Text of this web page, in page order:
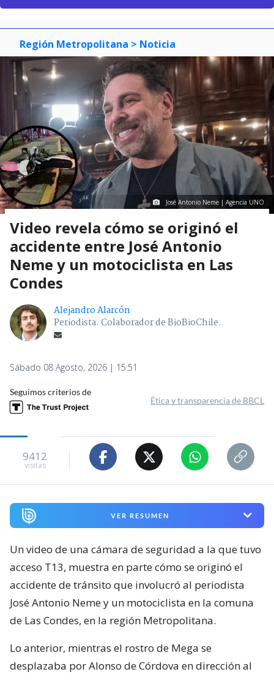
Región Metropolitana > Noticia
José Antonio Neme | Agencia UNO
Video revela cómo se originó el
accidente entre José Antonio
Neme y un motociclista en Las
Condes
Alejandro Alarcón
Periodista. Colaborador de BioBioChile.
Sábado 08 Agosto, 2026 | 15:51
Seguimos criterios de
Ética y transparencia de BBCL
9412
visitas
VER RESUMEN
Un video de una cámara de seguridad a la que tuvo
acceso T13, muestra en parte cómo se originó el
accidente de tránsito que involucró al periodista
José Antonio Neme y un motociclista en la comuna
de Las Condes, en la región Metropolitana.
Lo anterior, mientras el rostro de Mega se
desplazaba por Alonso de Córdova en dirección al